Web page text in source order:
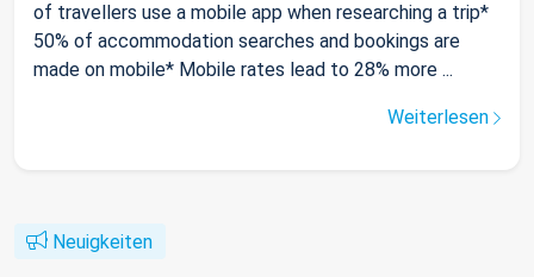
of travellers use a mobile app when researching a trip*
50% of accommodation searches and bookings are
made on mobile* Mobile rates lead to 28% more ...
Weiterlesen
Neuigkeiten